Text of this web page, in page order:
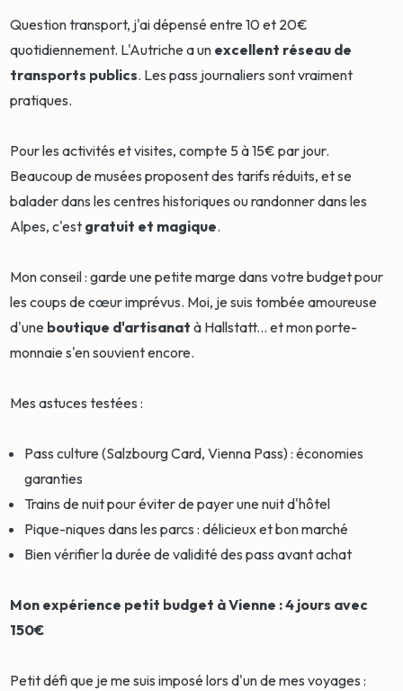
Question transport, j'ai dépensé entre 10 et 20€
quotidiennement. L'Autriche a un excellent réseau de
transports publics. Les pass journaliers sont vraiment
pratiques.
Pour les activités et visites, compte 5 à 15€ par jour.
Beaucoup de musées proposent des tarifs réduits, et se
balader dans les centres historiques ou randonner dans les
Alpes, c'est gratuit et magique.
Mon conseil : garde une petite marge dans votre budget pour
les coups de cœur imprévus. Moi, je suis tombée amoureuse
d'une boutique d'artisanat à Hallstatt... et mon porte-
monnaie s'en souvient encore.
Mes astuces testées :
Pass culture (Salzbourg Card, Vienna Pass) : économies
garanties
Trains de nuit pour éviter de payer une nuit d'hôtel
Pique-niques dans les parcs : délicieux et bon marché
Bien vérifier la durée de validité des pass avant achat
Mon expérience petit budget à Vienne : 4 jours avec
150€
Petit défi que je me suis imposé lors d'un de mes voyages :